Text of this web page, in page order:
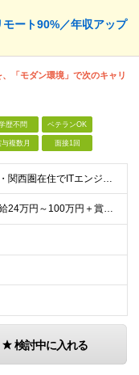
ート90%／年収アップ
「モダン環境」で次のキャリ
歴不問 ベテランOK
与複数月 面接1回
【必須条件】 ◎首都圏・関西圏在住でITエンジニアとしての実務経験が3年以上ある⽅（開発・インフラいずれも歓迎） →首都圏（東京、神奈川、千葉、埼玉）、関西圏（大阪、兵庫、京都）在住のITエンジニア採
【年収アップ保証】 月給24万円～100万円＋賞与（年3回）＋諸手当 ◆想定年収432万円〜1200万円(経験・スキルを考慮し決定) ※年収アップ保証付帯 ◆基本給には⽉20時間分の固定残業代(31,
検討中に入れる